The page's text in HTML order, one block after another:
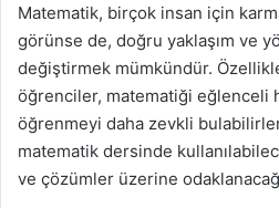
Matematik, birçok insan için
görünse de, doğru yaklaşım ve
değiştirmek mümkündür.
öğrenciler, matematiği eğlenceli
öğrenmeyi daha zevkli
matematik dersinde
ve çözümler üzerine